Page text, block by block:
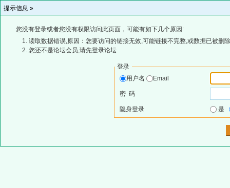
提示信息 »
您没有登录或者您没有权限访问此页面，可能有如下几个原因:
读取数据错误,原因：您要访问的链接无效,可能链接不完整,或数据已被删
您还不是论坛会员,请先登录论坛
登录
用户名
Email
密 码
隐身登录 是